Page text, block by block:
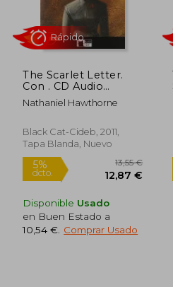
5%
The Scarlet Letter.
Con . CD Audio
(Reading and training)
(en Inglés)
Nathaniel Hawthorne
Black Cat-Cideb, 2011,
Tapa Blanda, Nuevo
Disponible Usado
en Buen Estado a
10,54 € Comprar Usado